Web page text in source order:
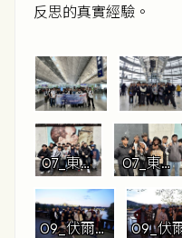
反思的真實經驗。
07_東邊
畫廊前
合照
07_東邊
畫廊前合
照3
09_伏爾塔
09_伏